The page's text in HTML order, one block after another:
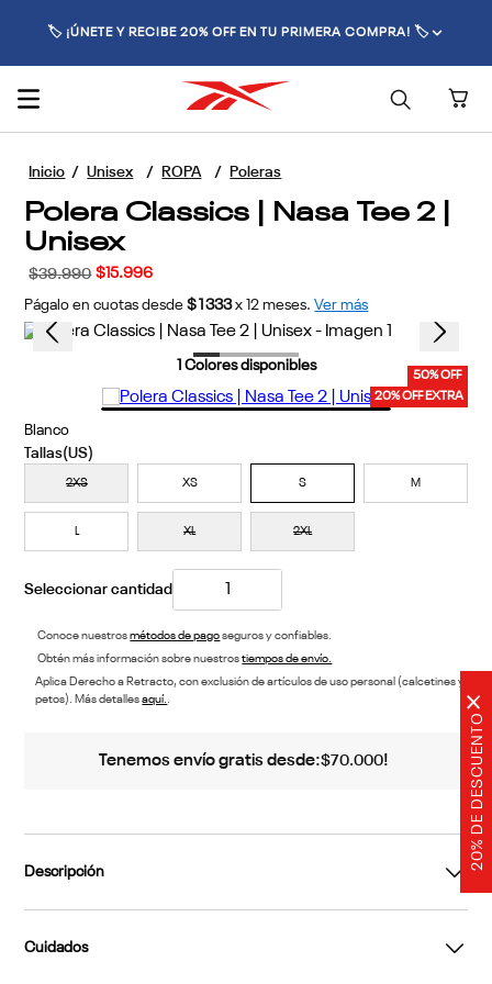
20% DE DESCUENTO
×
🏷️ ¡ÚNETE Y RECIBE 20% OFF EN TU PRIMERA COMPRA! 🏷️
Unisex ROPA Poleras
Polera Classics | Nasa Tee 2 |
Unisex
$39.990 $ 15.996
Págalo en cuotas desde $1333 x 12 meses. Ver más
50% OFF
20% OFF EXTRA
Colores disponibles
Blanco
2XS XS S M
L XL 2XL
Conoce nuestrosmétodos de pagoseguros y confiables.
Obtén más información sobre nuestrostiempos de envío.
Aplica Derecho a Retracto, con exclusión de artículos de uso personal (calcetines y
petos). Más detallesaquí..
Tenemos envío gratis desde:$70.000!
Descripción
Cuidados